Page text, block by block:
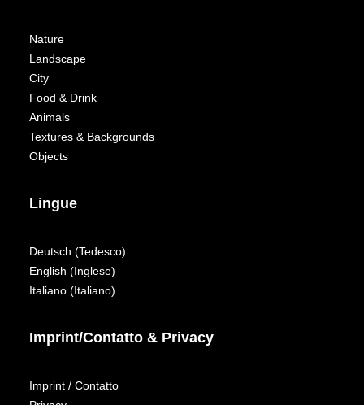
Nature
Landscape
City
Food & Drink
Animals
Textures & Backgrounds
Objects
Lingue
Deutsch (Tedesco)
English (Inglese)
Italiano (Italiano)
Imprint/Contatto & Privacy
Imprint / Contatto